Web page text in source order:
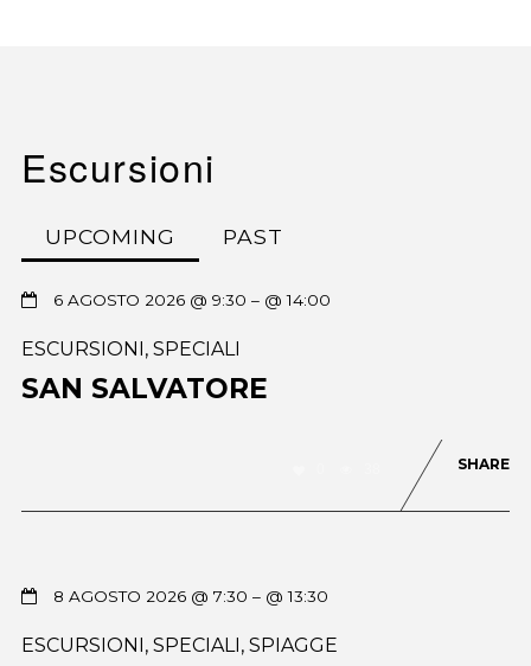
Escursioni
UPCOMING PAST
6 AGOSTO 2026 @ 9:30 – @ 14:00
ESCURSIONI, SPECIALI
SAN SALVATORE
SHARE
8 AGOSTO 2026 @ 7:30 – @ 13:30
ESCURSIONI, SPECIALI, SPIAGGE